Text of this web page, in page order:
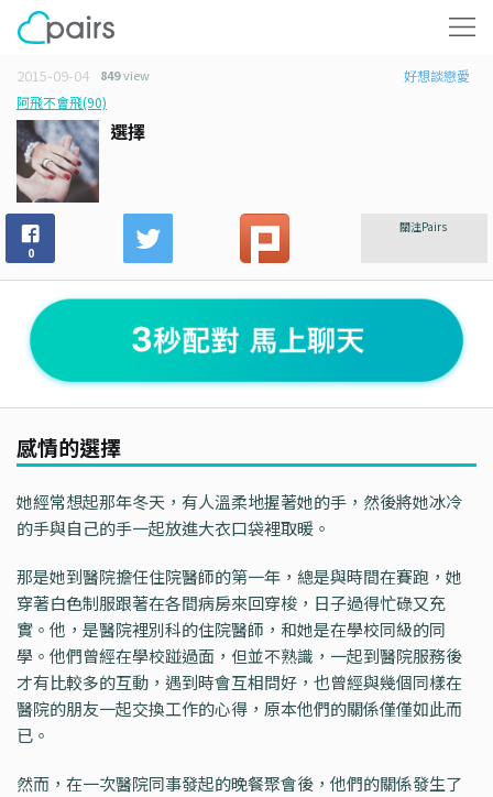
2015-09-04 849view
好想談戀愛
阿飛不會飛(90)
選擇
0
關注Pairs
感情的選擇
她經常想起那年冬天，有人溫柔地握著她的手，然後將她冰冷
的手與自己的手一起放進大衣口袋裡取暖。
那是她到醫院擔任住院醫師的第一年，總是與時間在賽跑，她
穿著白色制服跟著在各間病房來回穿梭，日子過得忙碌又充
實。他，是醫院裡別科的住院醫師，和她是在學校同級的同
學。他們曾經在學校踫過面，但並不熟識，一起到醫院服務後
才有比較多的互動，遇到時會互相問好，也曾經與幾個同樣在
醫院的朋友一起交換工作的心得，原本他們的關係僅僅如此而
已。
然而，在一次醫院同事發起的晚餐聚會後，他們的關係發生了